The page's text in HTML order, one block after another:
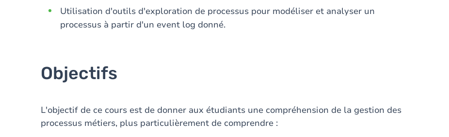
Utilisation d'outils d'exploration de processus pour modéliser et analyser un
processus à partir d'un event log donné.
Objectifs
L'objectif de ce cours est de donner aux étudiants une compréhension de la gestion des
processus métiers, plus particulièrement de comprendre :